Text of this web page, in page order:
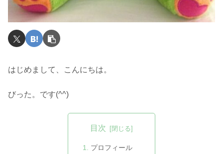
はじめまして、こんにちは。
びった。です(^^)
目次
プロフィール